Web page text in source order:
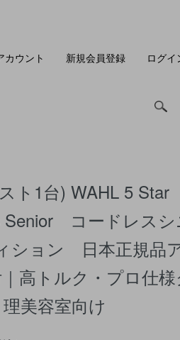
カウント 新規会員登録 ログイ
ト1台) WAHL 5 Star
Senior コードレスシ
ション 日本正規品
高トルク・プロ仕様
美容室向け